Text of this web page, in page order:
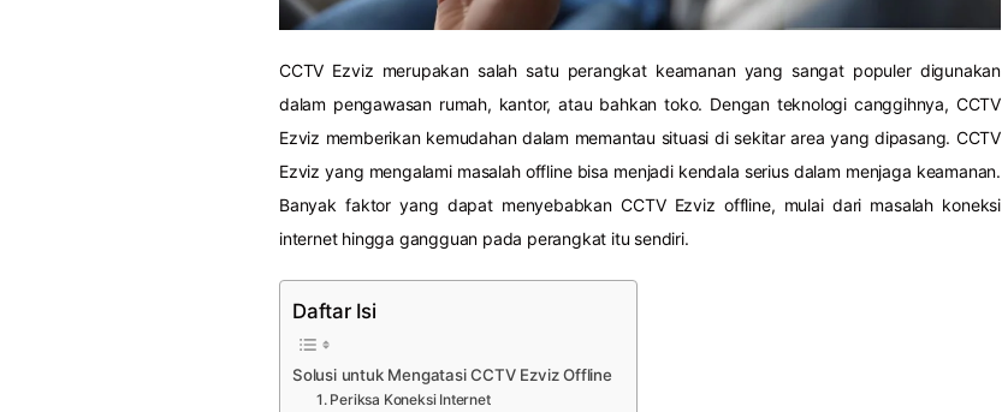
CCTV Ezviz merupakan salah satu perangkat keamanan yang sangat populer digunakan
dalam pengawasan rumah, kantor, atau bahkan toko. Dengan teknologi canggihnya, CCTV
Ezviz memberikan kemudahan dalam memantau situasi di sekitar area yang dipasang. CCTV
Ezviz yang mengalami masalah offline bisa menjadi kendala serius dalam menjaga keamanan.
Banyak faktor yang dapat menyebabkan CCTV Ezviz offline, mulai dari masalah koneksi
internet hingga gangguan pada perangkat itu sendiri.
Daftar Isi
Solusi untuk Mengatasi CCTV Ezviz Offline
1. Periksa Koneksi Internet